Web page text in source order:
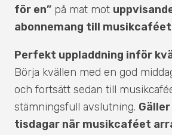
för en” på mat mot
abonnemang till musikcaféet
Perfekt uppladdning inför
Börja kvällen med en god
och fortsätt sedan till
stämningsfull avslutning.
tisdagar när musikcaféet